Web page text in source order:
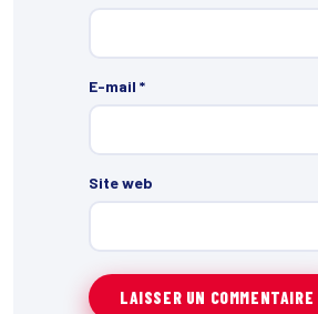
E-mail *
Site web